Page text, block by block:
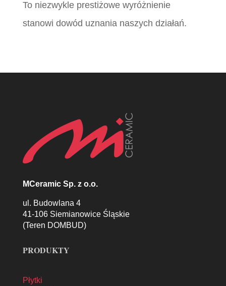
To niezwykle prestiżowe wyróżnienie
stanowi dowód uznania naszych działań.
MCeramic Sp. z o.o.
ul. Budowlana 4
41-106 Siemianowice Śląskie
(Teren DOMBUD)
PRODUKTY
Płytki